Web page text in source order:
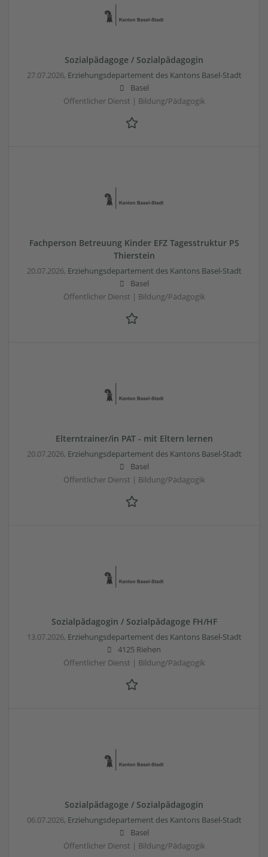
Sozialpädagoge / Sozialpädagogin
27.07.2026, Erziehungsdepartement des Kantons Basel-Stadt
Basel
Öffentlicher Dienst | Bildung/Pädagogik
Fachperson Betreuung Kinder EFZ Tagesstruktur PS
Thierstein
20.07.2026, Erziehungsdepartement des Kantons Basel-Stadt
Basel
Öffentlicher Dienst | Bildung/Pädagogik
Elterntrainer/in PAT - mit Eltern lernen
20.07.2026, Erziehungsdepartement des Kantons Basel-Stadt
Basel
Öffentlicher Dienst | Bildung/Pädagogik
Sozialpädagogin / Sozialpädagoge FH/HF
13.07.2026, Erziehungsdepartement des Kantons Basel-Stadt
4125 Riehen
Öffentlicher Dienst | Bildung/Pädagogik
Sozialpädagoge / Sozialpädagogin
06.07.2026, Erziehungsdepartement des Kantons Basel-Stadt
Basel
Öffentlicher Dienst | Bildung/Pädagogik